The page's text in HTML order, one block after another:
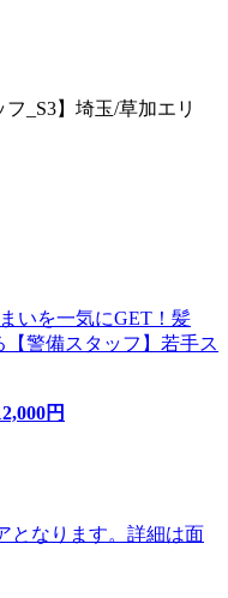
_S3】埼玉/草加エリ
いを一気にGET！髪
警備スタッフ】若手ス
円
となります。詳細は面